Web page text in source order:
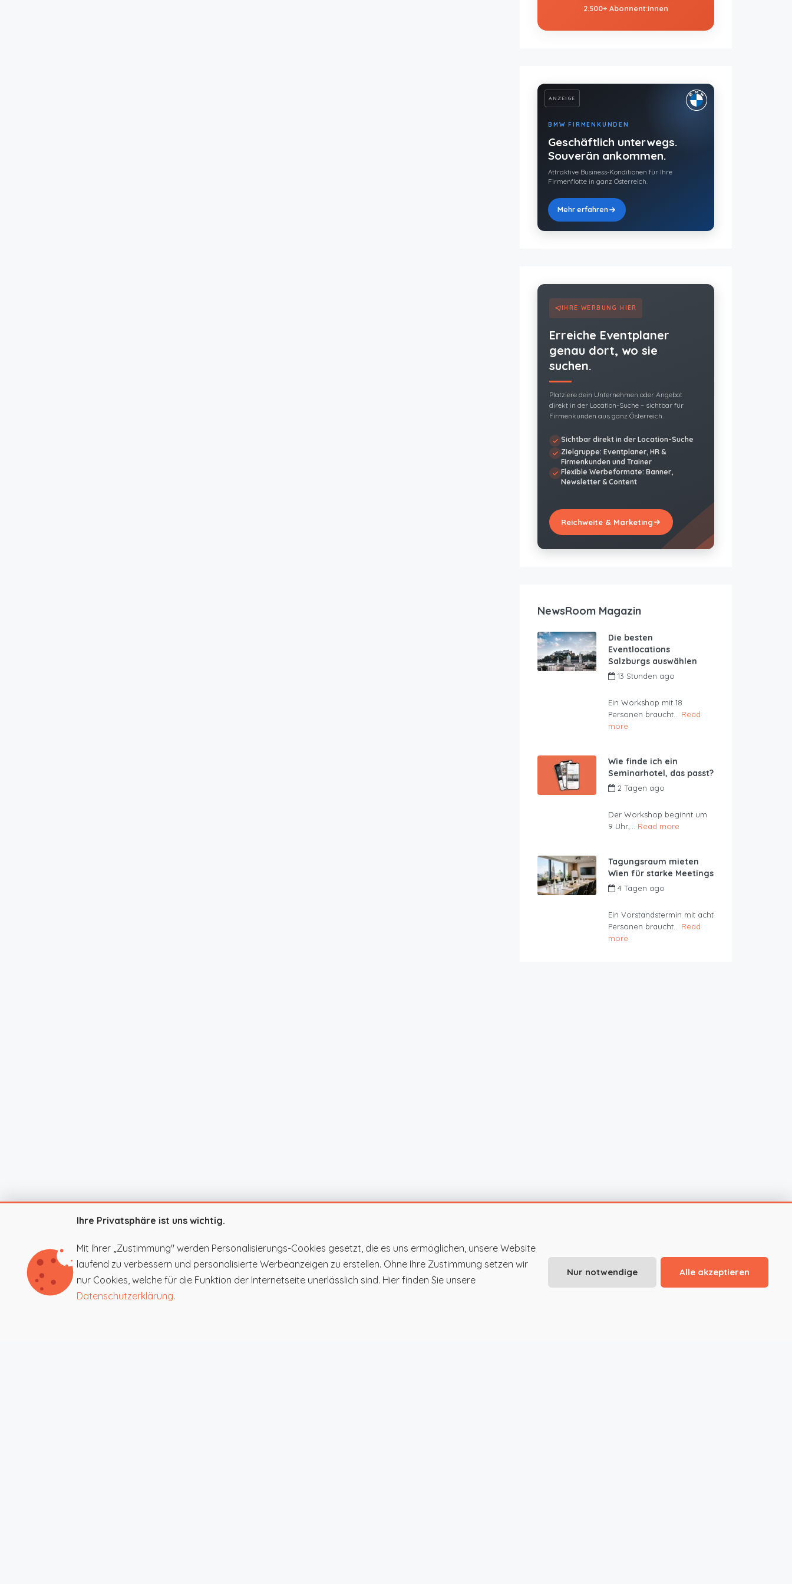
2.500+ Abonnent:innen
ANZEIGE
BMW FIRMENKUNDEN
Geschäftlich unterwegs.
Souverän ankommen.
Attraktive Business-Konditionen für Ihre
Firmenflotte in ganz Österreich.
Mehr erfahren
IHRE WERBUNG HIER
Erreiche Eventplaner
genau dort, wo sie
suchen.
Platziere dein Unternehmen oder Angebot
direkt in der Location-Suche – sichtbar für
Firmenkunden aus ganz Österreich.
Sichtbar direkt in der Location-Suche
Zielgruppe: Eventplaner, HR &
Firmenkunden und Trainer
Flexible Werbeformate: Banner,
Newsletter & Content
Reichweite & Marketing
NewsRoom Magazin
Die besten
Eventlocations
Salzburgs auswählen
13 Stunden ago
Ein Workshop mit 18
Personen braucht... Read
more
Wie finde ich ein
Seminarhotel, das passt?
2 Tagen ago
Der Workshop beginnt um
9 Uhr,... Read more
Tagungsraum mieten
Wien für starke Meetings
4 Tagen ago
Ein Vorstandstermin mit acht
Personen braucht... Read
more
Ihre Privatsphäre ist uns wichtig.
Mit Ihrer „Zustimmung" werden Personalisierungs-Cookies gesetzt, die es uns ermöglichen, unsere Website
laufend zu verbessern und personalisierte Werbeanzeigen zu erstellen. Ohne Ihre Zustimmung setzen wir
nur Cookies, welche für die Funktion der Internetseite unerlässlich sind. Hier finden Sie unsere
Datenschutzerklärung.
Nur notwendige Alle akzeptieren